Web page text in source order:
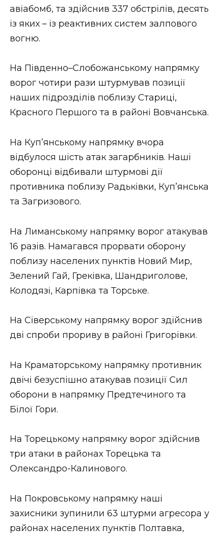
авіабомб, та здійснив 337 обстрілів, десять
із яких – із реактивних систем залпового
вогню.
На Південно–Слобожанському напрямку
ворог чотири рази штурмував позиції
наших підрозділів поблизу Стариці,
Красного Першого та в районі Вовчанська.
На Куп’янському напрямку вчора
відбулося шість атак загарбників. Наші
оборонці відбивали штурмові дії
противника поблизу Радьківки, Куп’янська
та Загризового.
На Лиманському напрямку ворог атакував
16 разів. Намагався прорвати оборону
поблизу населених пунктів Новий Мир,
Зелений Гай, Греківка, Шандриголове,
Колодязі, Карпівка та Торське.
На Сіверському напрямку ворог здійснив
дві спроби прориву в районі Григорівки.
На Краматорському напрямку противник
двічі безуспішно атакував позиції Сил
оборони в напрямку Предтечиного та
Білої Гори.
На Торецькому напрямку ворог здійснив
три атаки в районах Торецька та
Олександро-Калинового.
На Покровському напрямку наші
захисники зупинили 63 штурми агресора у
районах населених пунктів Полтавка,